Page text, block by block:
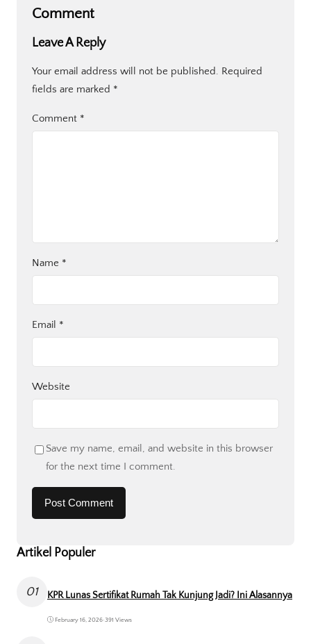
Comment
Leave A Reply
Your email address will not be published. Required
fields are marked *
Comment *
Name *
Email *
Website
Save my name, email, and website in this browser
for the next time I comment.
Artikel Populer
01 KPR Lunas Sertifikat Rumah Tak Kunjung Jadi? Ini Alasannya
February 16, 2026•391 Views